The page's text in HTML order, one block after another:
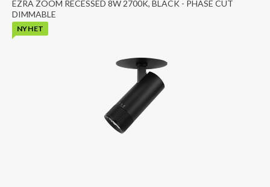
EZRA ZOOM RECESSED 8W 2700K, BLACK - PHASE CUT
DIMMABLE
NYHET